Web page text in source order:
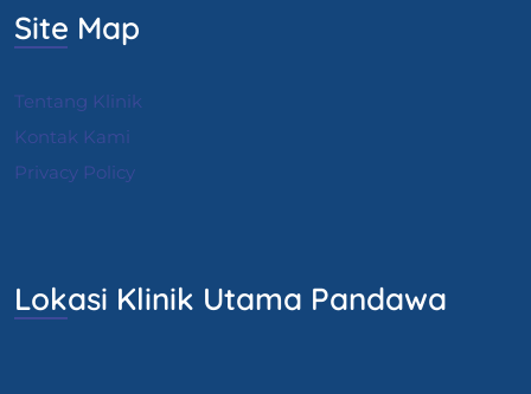
Site Map
Tentang Klinik
Kontak Kami
Privacy Policy
Lokasi Klinik Utama Pandawa